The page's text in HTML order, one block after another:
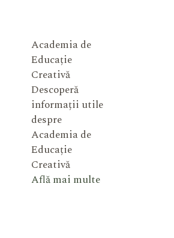
Academia de
Educație
Creativă
Descoperă
informații utile
despre
Academia de
Educație
Creativă
Află mai multe